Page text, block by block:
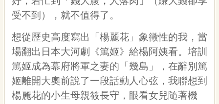
受不到），就不值得了。
想從歷史高度寫出「楊麗花」象徵性的我，當
場翻出日本大河劇《篤姬》給楊阿姨看。培訓
篤姬成為幕府將軍之妻的「幾島」，在辭別篤
姬離開大奧前說了一段話動人心弦，我聯想到
楊麗花的小生母親筱長守，眼看女兒隨著機